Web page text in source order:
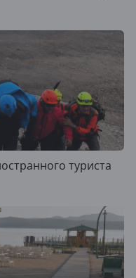
туриста